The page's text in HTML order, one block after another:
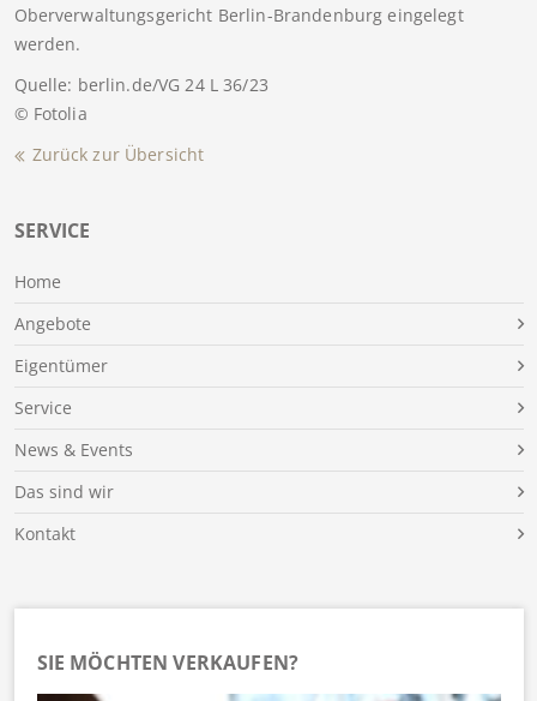
SERVICE
Home
Angebote
Eigentümer
Service
News & Events
Das sind wir
Kontakt
SIE MÖCHTEN VERKAUFEN?
Oberverwaltungsgericht Berlin-Brandenburg eingelegt
werden.
Quelle: berlin.de/VG 24 L 36/23
© Fotolia
Zurück zur Übersicht